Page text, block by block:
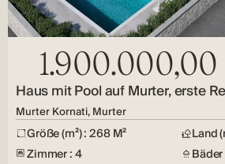
Haus mit Pool auf Murter, erste
Murter Kornati, Murter
Größe (m²) : 268 M²
Land
Zimmer : 4